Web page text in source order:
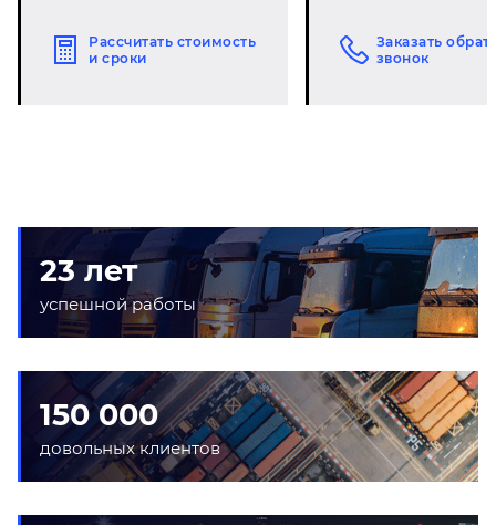
Рассчитать стоимость
и сроки
Заказать
звонок
23 лет
успешной работы
150 000
довольных клиентов